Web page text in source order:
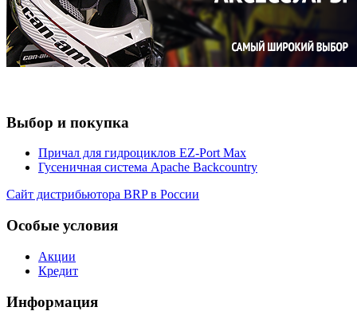
Выбор и покупка
Причал для гидроциклов EZ-Port Max
Гусеничная система Apache Backcountry
Сайт дистрибьютора BRP в России
Особые условия
Акции
Кредит
Информация